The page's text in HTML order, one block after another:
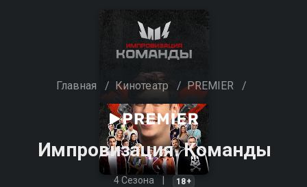
Главная / Кинотеатр / PREMIER /
Импровизация. Команды
4 Сезона 18+